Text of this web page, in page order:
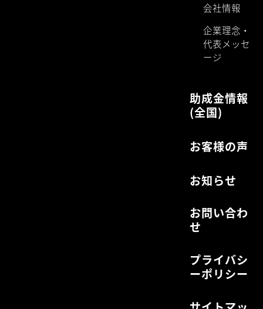
会社情報
企業理念・
代表メッセ
ージ
助成金情報
(全国)
お客様の声
お知らせ
お問い合わ
せ
プライバシ
ーポリシー